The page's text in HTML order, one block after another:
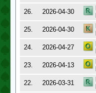
26.
2026-04-30
25.
2026-04-30
24.
2026-04-27
23.
2026-04-13
22.
2026-03-31